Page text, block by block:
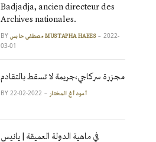
Badjadja, ancien directeur des
Archives nationales.
BY مصطفى حابس MUSTAPHA HABES
2022-
03-01
مجزرة سركاجي،جريمة لا تسقط بالتقادم
BY آمود أغ المختار 2022-02-22
في ماهية الدولة العميقة | يانيس